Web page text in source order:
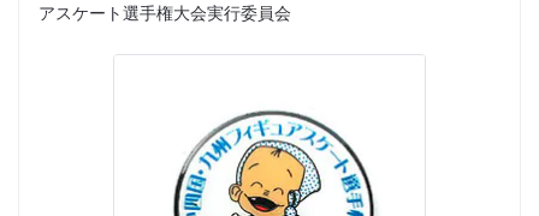
アスケート選手権大会実行委員会